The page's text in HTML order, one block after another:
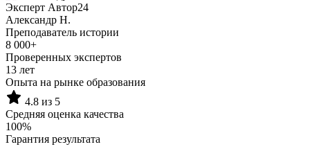
Эксперт Автор24
Александр Н.
Преподаватель истории
8 000+
Проверенных экспертов
13 лет
Опыта на рынке образования
4.8 из 5
Средняя оценка качества
100%
Гарантия результата